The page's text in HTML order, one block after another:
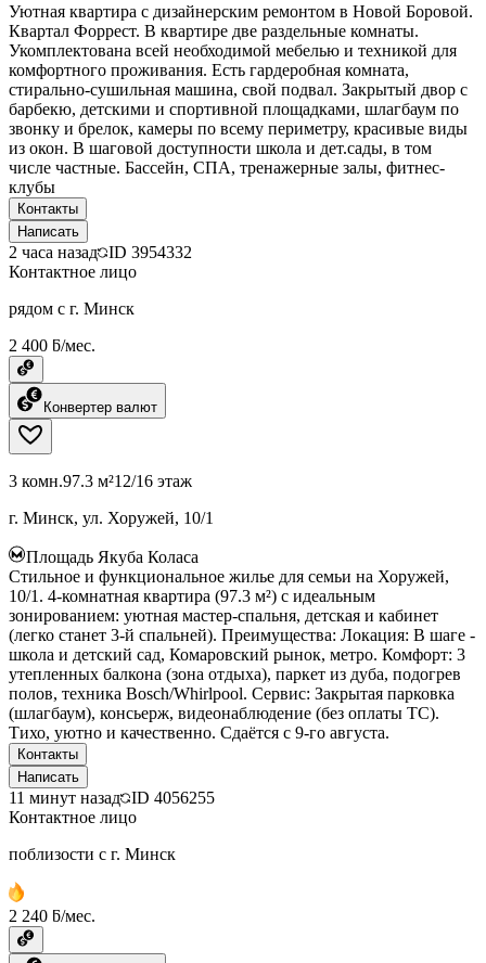
Уютная квартира с дизайнерским ремонтом в Новой Боровой.
Квартал Форрест. В квартире две раздельные комнаты.
Укомплектована всей необходимой мебелью и техникой для
комфортного проживания. Есть гардеробная комната,
стирально-сушильная машина, свой подвал. Закрытый двор с
барбекю, детскими и спортивной площадками, шлагбаум по
звонку и брелок, камеры по всему периметру, красивые виды
из окон. В шаговой доступности школа и дет.сады, в том
числе частные. Бассейн, СПА, тренажерные залы, фитнес-
клубы
Контакты
Написать
2 часа назад ID 3954332
Контактное лицо
рядом с г. Минск
2 400 ƃ/мес.
Конвертер валют
3 комн.97.3 м²12/16 этаж
г. Минск, ул. Хоружей, 10/1
Площадь Якуба Коласа
Стильное и функциональное жилье для семьи на Хоружей,
10/1. 4-комнатная квартира (97.3 м²) с идеальным
зонированием: уютная мастер-спальня, детская и кабинет
(легко станет 3-й спальней). Преимущества: Локация: В шаге -
школа и детский сад, Комаровский рынок, метро. Комфорт: 3
утепленных балкона (зона отдыха), паркет из дуба, подогрев
полов, техника Bosch/Whirlpool. Сервис: Закрытая парковка
(шлагбаум), консьерж, видеонаблюдение (без оплаты ТС).
Тихо, уютно и качественно. Сдаётся с 9-го августа.
Контакты
Написать
11 минут назад ID 4056255
Контактное лицо
поблизости с г. Минск
2 240 ƃ/мес.